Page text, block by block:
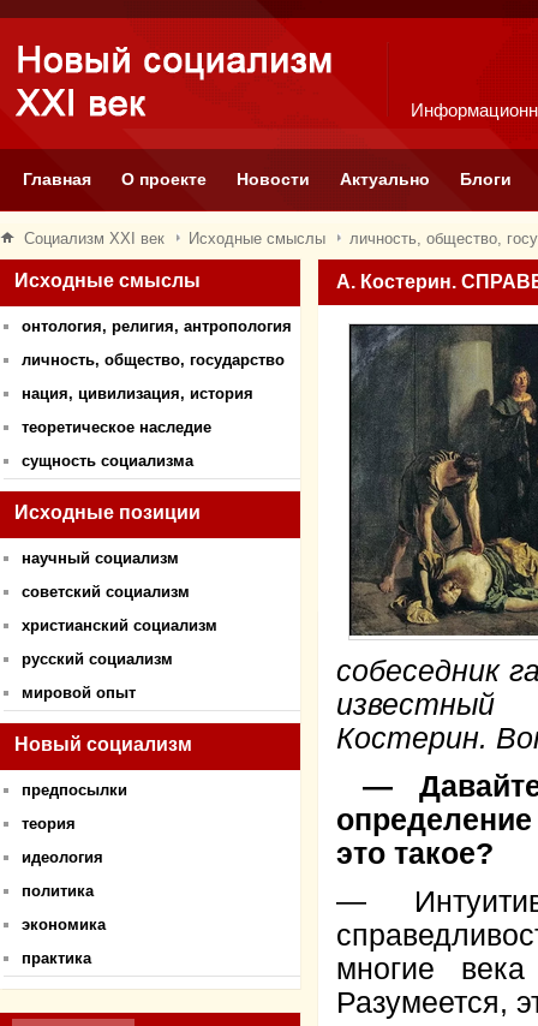
Главная О проекте Новости Актуально Блоги
Социализм XXI век Исходные смыслы личность, общество,
Исходные смыслы
онтология, религия, антропология
личность, общество, государство
нация, цивилизация, история
теоретическое наследие
сущность социализма
Исходные позиции
научный социализм
советский социализм
христианский социализм
русский социализм
мировой опыт
Новый социализм
предпосылки
теория
идеология
политика
экономика
практика
А. Костерин.
собеседник
Костерин.
—
это такое?
—
многие
Разумеется,